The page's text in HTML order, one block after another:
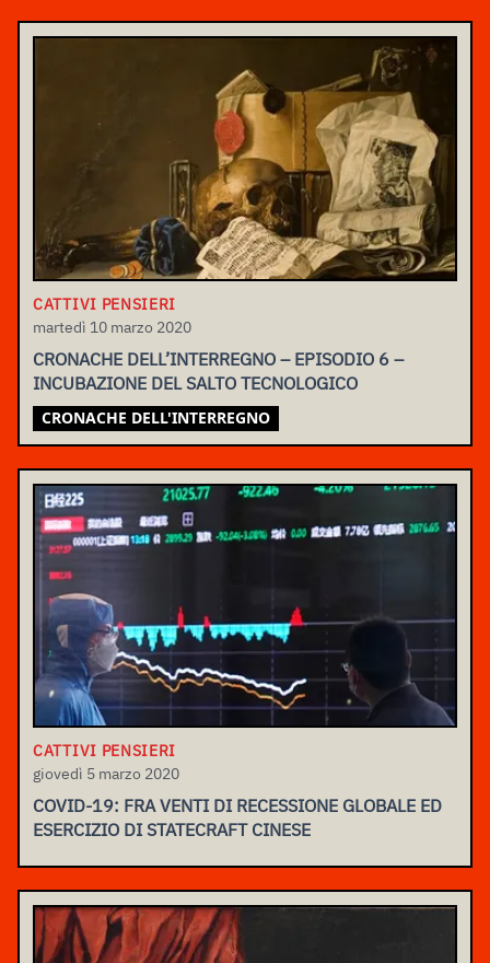
CATTIVI PENSIERI
martedì 10 marzo 2020
CRONACHE DELL’INTERREGNO – EPISODIO 6 –
INCUBAZIONE DEL SALTO TECNOLOGICO
CRONACHE DELL'INTERREGNO
CATTIVI PENSIERI
giovedì 5 marzo 2020
COVID-19: FRA VENTI DI RECESSIONE GLOBALE ED
ESERCIZIO DI STATECRAFT CINESE